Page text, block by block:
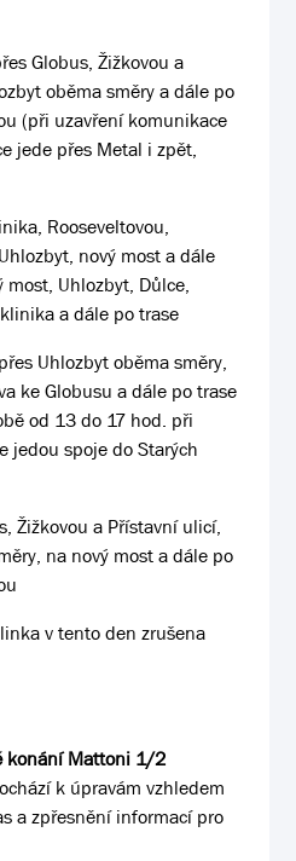
Globus, Žižkovou a
oběma směry a dále po
(při uzavření komunikace
jede přes Metal i zpět,
Rooseveltovou,
nový most a dále
most, Uhlozbyt, Důlce,
a dále po trase
Uhlozbyt oběma směry,
ke Globusu a dále po trase
od 13 do 17 hod. při
jedou spoje do Starých
Žižkovou a Přístavní ulicí,
na nový most a dále po
v tento den zrušena
konání Mattoni 1/2
k úpravám vzhledem
a zpřesnění informací pro